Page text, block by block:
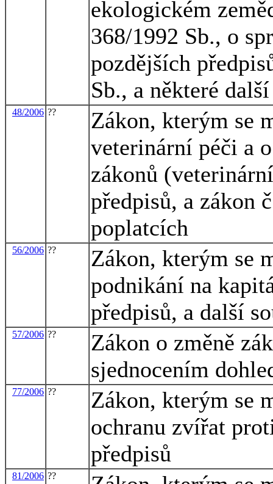
ekologickém
368/1992 Sb., o
pozdějších
Sb., a některé
48/2006 ??
Zákon, kterým se
veterinární péči a
zákonů
předpisů, a zákon
poplatcích
56/2006 ??
Zákon, kterým se
podnikání na
předpisů, a další
57/2006 ??
Zákon o změně
sjednocením
77/2006 ??
Zákon, kterým se
ochranu zvířat
předpisů
81/2006 ??